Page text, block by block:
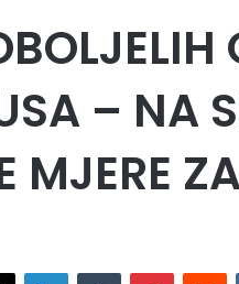
– NA
MJERE
X LinkedInTumblr Pinterest